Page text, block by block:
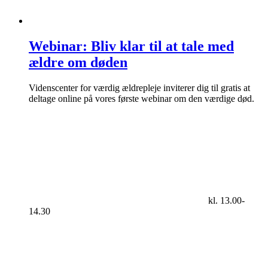
Webinar: Bliv klar til at tale med
ældre om døden
Videnscenter for værdig ældrepleje inviterer dig til gratis at
deltage online på vores første webinar om den værdige død.
kl. 13.00-
14.30